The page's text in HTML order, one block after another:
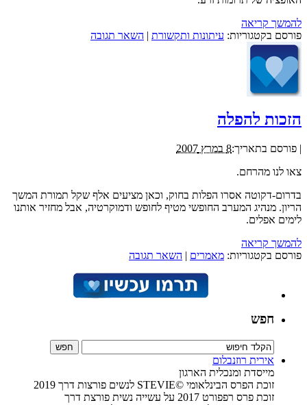
להמשך קריאה
פורסם בקטגוריות: עיתונות ותקשורת | השאר תגובה
הזכות להפלה
| פורסם בתאריך:8 במרץ 2007
צאו לנו מהרחם.
בדרום-דקוטה אסרו הפלות בחוק, וכאן מציעים אלף שקל תמורת המשך
הריון. מנהיג המערב החופשי מטיף לחופש ודמוקרטיה, אבל מחזיר אותנו
לימים אפלים.
להמשך קריאה
פורסם בקטגוריות: מאמרים | השאר תגובה
חפש
אירית רוזנבלום
מייסדת ומנכלית הארגון
זוכת הפרס הבינלאומי ©STEVIE לנשים פורצות דרך 2019
זוכת פרס רפפורט 2017 על עשייה נשית פורצת דרך